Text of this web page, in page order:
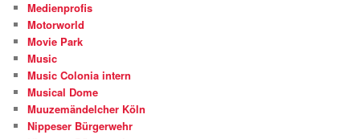
Medienprofis
Motorworld
Movie Park
Music
Music Colonia intern
Musical Dome
Muuzemändelcher Köln
Nippeser Bürgerwehr